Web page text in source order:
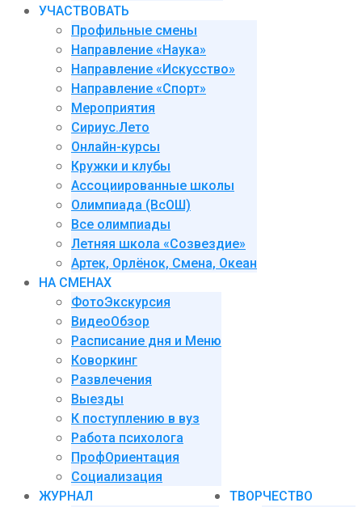
УЧАСТВОВАТЬ
Профильные смены
Направление «Наука»
Направление «Искусство»
Направление «Спорт»
Мероприятия
Сириус.Лето
Онлайн-курсы
Кружки и клубы
Ассоциированные школы
Олимпиада (ВсОШ)
Все олимпиады
Летняя школа «Созвездие»
Артек, Орлёнок, Смена, Океан
НА СМЕНАХ
ФотоЭкскурсия
ВидеоОбзор
Расписание дня и Меню
Коворкинг
Развлечения
Выезды
К поступлению в вуз
Работа психолога
ПрофОриентация
Социализация
ЖУРНАЛ
ТВОРЧЕСТВО